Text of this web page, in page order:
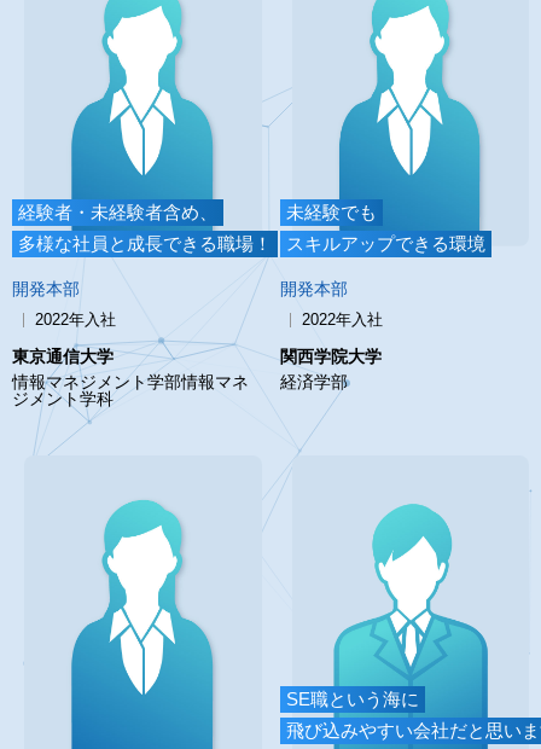
経験者・未経験者含め、
多様な社員と成長できる職場！
開発本部
2022年入社
東京通信大学
情報マネジメント学部情報マネ
ジメント学科
未経験でも
スキルアップできる環境
開発本部
2022年入社
関西学院大学
経済学部
SE職という海に
飛び込みやすい会社だと思い